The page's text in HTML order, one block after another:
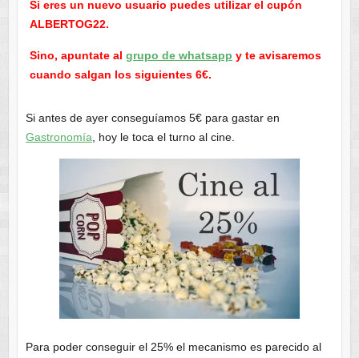
Si eres un nuevo usuario puedes utilizar el cupón
ALBERTOG22.
Sino, apuntate al grupo de whatsapp y te avisaremos
cuando salgan los siguientes 6€.
Si antes de ayer conseguíamos 5€ para gastar en
Gastronomía , hoy le toca el turno al cine.
Para poder conseguir el 25% el mecanismo es parecido al